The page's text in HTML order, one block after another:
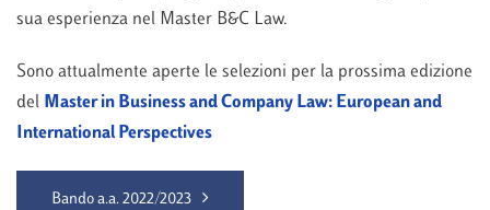
sua esperienza nel Master B&C Law.
Sono attualmente aperte le selezioni per la prossima edizione
del Master in Business and Company Law: European and
International Perspectives
Bando a.a. 2022/2023